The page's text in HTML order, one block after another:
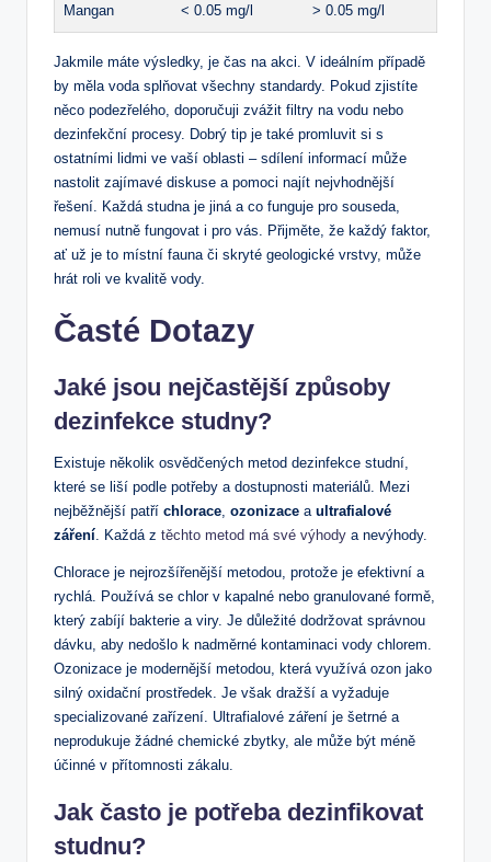
Mangan < 0.05 mg/l > 0.05 mg/l
Jakmile máte výsledky, je čas na akci. V ideálním případě
by měla voda splňovat všechny standardy. Pokud zjistíte
něco podezřelého, doporučuji zvážit filtry na vodu nebo
dezinfekční procesy. Dobrý tip je také promluvit si s
ostatními lidmi ve vaší oblasti – sdílení informací může
nastolit zajímavé diskuse a pomoci najít nejvhodnější
řešení. Každá studna je jiná a co funguje pro souseda,
nemusí nutně fungovat i pro vás. Přijměte, že každý faktor,
ať už je to místní fauna či skryté geologické vrstvy, může
hrát roli ve kvalitě vody.
Časté Dotazy
Jaké jsou nejčastější způsoby
dezinfekce studny?
Existuje několik osvědčených metod dezinfekce studní,
které se liší podle potřeby a dostupnosti materiálů. Mezi
nejběžnější patří chlorace, ozonizace a ultrafialové
záření. Každá z těchto metod má své výhody a nevýhody.
Chlorace je nejrozšířenější metodou, protože je efektivní a
rychlá. Používá se chlor v kapalné nebo granulované formě,
který zabíjí bakterie a viry. Je důležité dodržovat správnou
dávku, aby nedošlo k nadměrné kontaminaci vody chlorem.
Ozonizace je modernější metodou, která využívá ozon jako
silný oxidační prostředek. Je však dražší a vyžaduje
specializované zařízení. Ultrafialové záření je šetrné a
neprodukuje žádné chemické zbytky, ale může být méně
účinné v přítomnosti zákalu.
Jak často je potřeba dezinfikovat
studnu?